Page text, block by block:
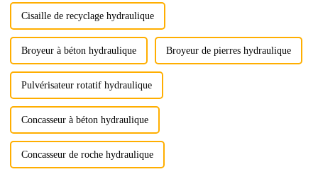
Cisaille de recyclage hydraulique
Broyeur à béton hydraulique Broyeur de pierres hydraulique
Pulvérisateur rotatif hydraulique
Concasseur à béton hydraulique
Concasseur de roche hydraulique